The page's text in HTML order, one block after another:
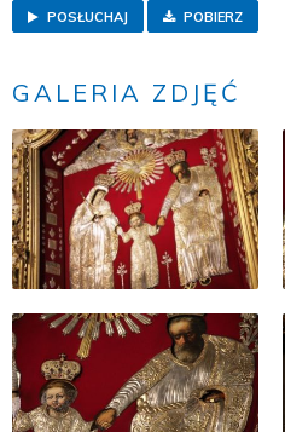
POSŁUCHAJ POBIERZ
GALERIA ZDJĘĆ